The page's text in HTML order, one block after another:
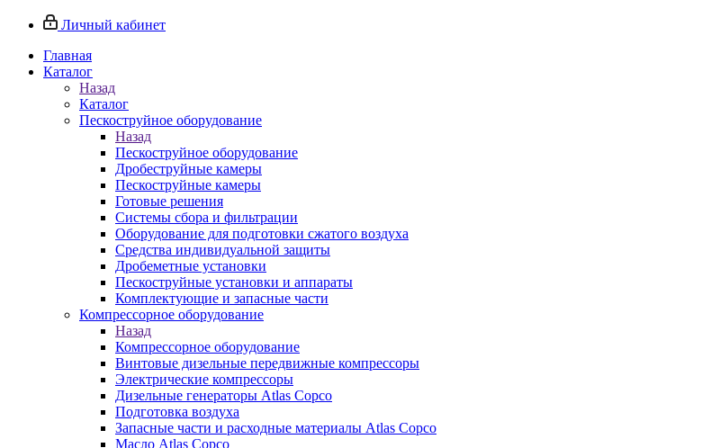
Личный кабинет
Главная
Каталог
Назад
Каталог
Пескоструйное оборудование
Назад
Пескоструйное оборудование
Дробеструйные камеры
Пескоструйные камеры
Готовые решения
Системы сбора и фильтрации
Оборудование для подготовки сжатого воздуха
Средства индивидуальной защиты
Дробеметные установки
Пескоструйные установки и аппараты
Комплектующие и запасные части
Компрессорное оборудование
Назад
Компрессорное оборудование
Винтовые дизельные передвижные компрессоры
Электрические компрессоры
Дизельные генераторы Atlas Copco
Подготовка воздуха
Запасные части и расходные материалы Atlas Copco
Масло Atlas Copco